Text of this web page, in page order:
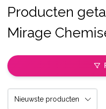
Producten
Mirage